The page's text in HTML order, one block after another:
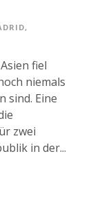
,
fiel
niemals
sind. Eine
zwei
in der...